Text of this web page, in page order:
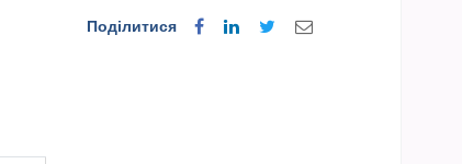
Поділитися